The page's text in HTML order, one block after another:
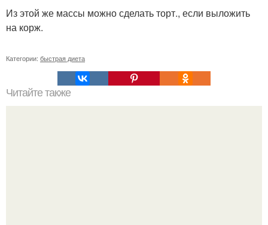
Из этой же массы можно сделать торт., если выложить
на корж.
Категории: быстрая диета
Читайте также